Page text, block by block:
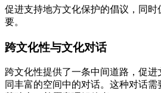
促进支持地方文化保护的倡议，同时
要。
跨文化性与文化对话
跨文化性提供了一条中间道路，促
同丰富的空间中的对话。这种对话